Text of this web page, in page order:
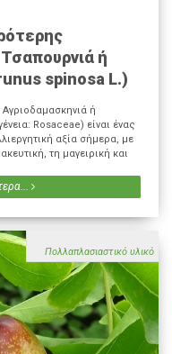
ή
spinosa L.)
ή
Rosaceae) είναι ένας
αξία σήμερα, με
τη μαγειρική και
Πολλαπλασιαστικό υλικό